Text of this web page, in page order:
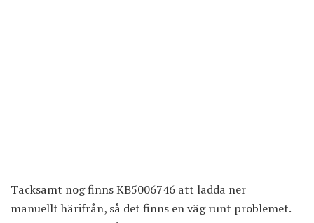
Tacksamt nog finns KB5006746 att ladda ner
manuellt härifrån, så det finns en väg runt problemet.